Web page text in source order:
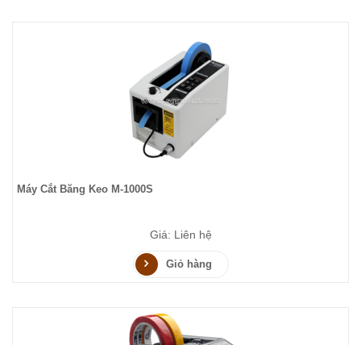
Máy Cắt Băng Keo M-1000S
Giá: Liên hệ
Giỏ hàng